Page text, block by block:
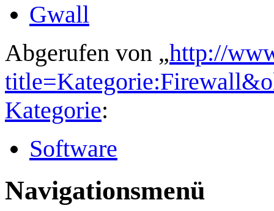
Gwall
Abgerufen von „http://
Kategorie:
Software
Navigationsmenü